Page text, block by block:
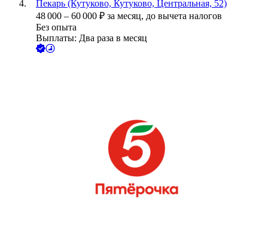
Пекарь (Кутуково, Кутуково, Центральная, 52)
48 000 – 60 000 ₽ за месяц, до вычета налогов
Без опыта
Выплаты: Два раза в месяц